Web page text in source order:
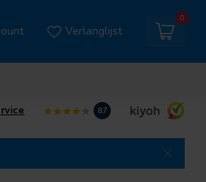
Verlanglijst
0
8.7